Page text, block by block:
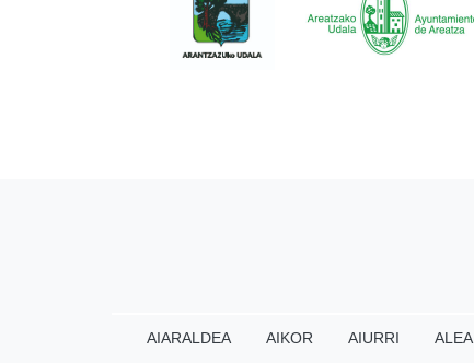
AIARALDEA AIKOR AIURRI ALEA